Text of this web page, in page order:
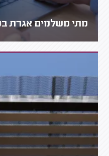
מתי משלמים אגרת